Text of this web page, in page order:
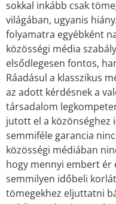
sokkal inkább csak
világában, ugyanis
folyamatra egyébként
közösségi média
elsődlegesen fontos,
Ráadásul a klasszikus
az adott kérdésnek a
társadalom
jutott el a közönséghez
semmiféle garancia
közösségi médiában
hogy mennyi embert ér
semmilyen időbeli
tömegekhez eljuttatni